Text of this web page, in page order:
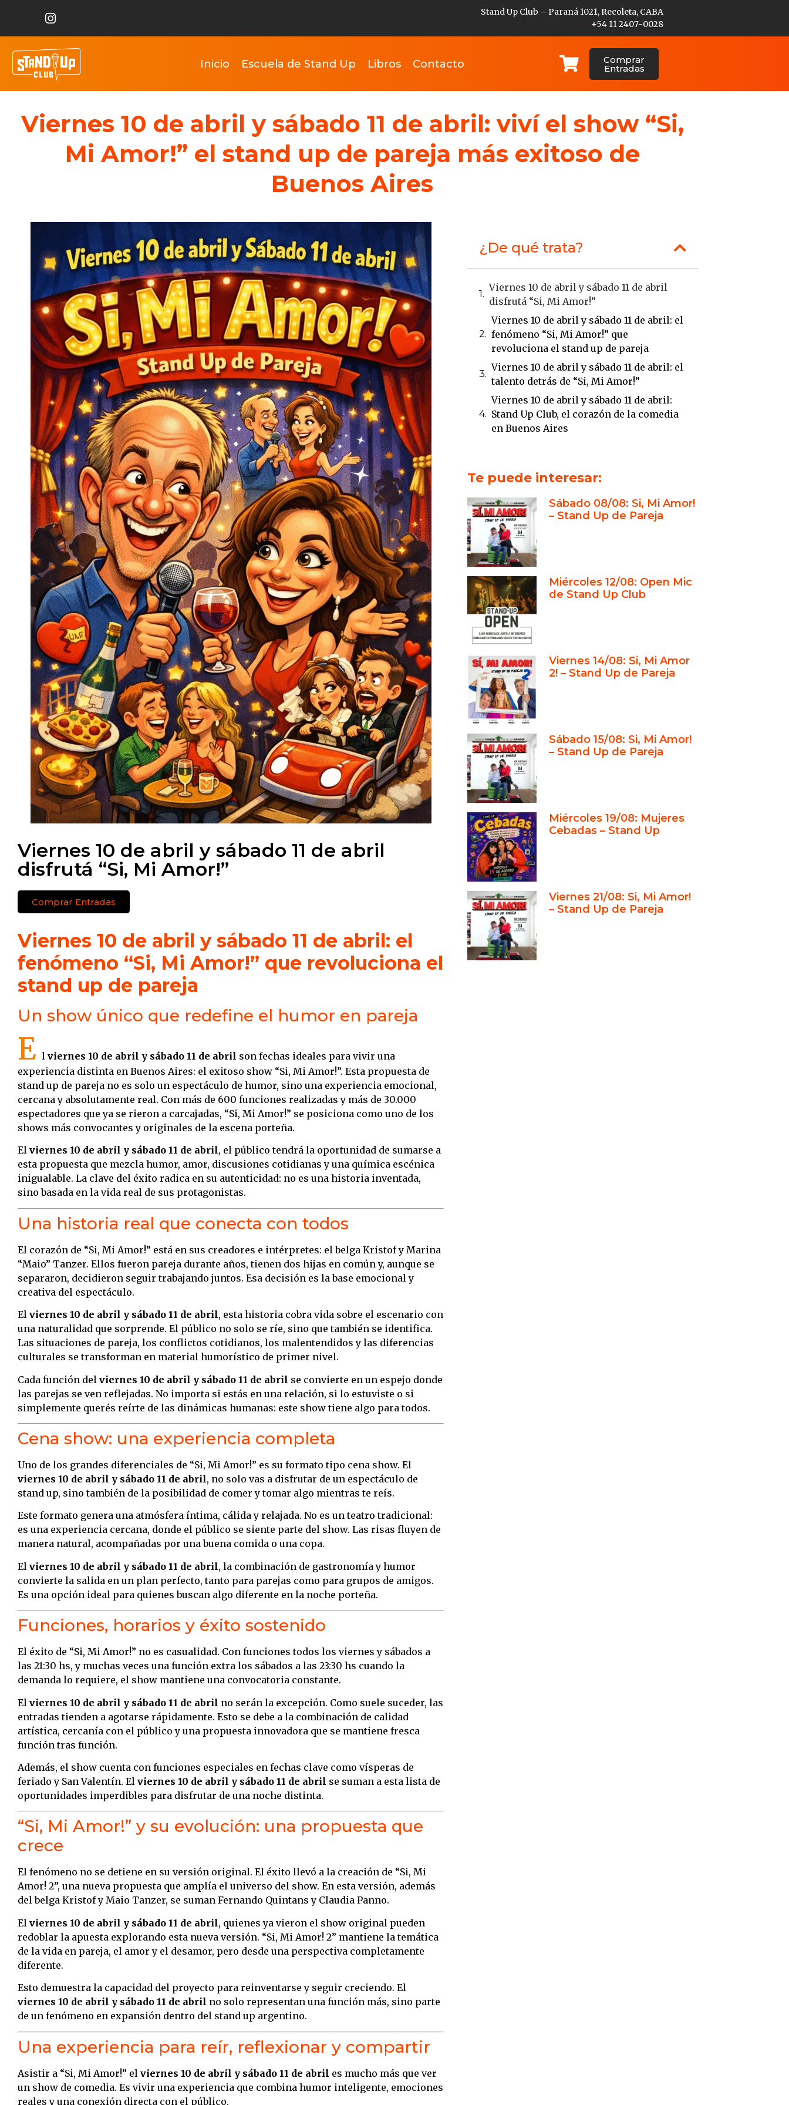
Stand Up Club – Paraná 1021, Recoleta, CABA
+54 11 2407-0028
Inicio Escuela de Stand Up Libros Contacto Comprar
Entradas
Viernes 10 de abril y sábado 11 de abril: viví el show “Si,
Mi Amor!” el stand up de pareja más exitoso de
Buenos Aires
Viernes 10 de abril y sábado 11 de abril
disfrutá “Si, Mi Amor!”
Comprar Entradas
Viernes 10 de abril y sábado 11 de abril: el
fenómeno “Si, Mi Amor!” que revoluciona el
stand up de pareja
Un show único que redefine el humor en pareja
E l viernes 10 de abril y sábado 11 de abril son fechas ideales para vivir una
experiencia distinta en Buenos Aires: el exitoso show “Si, Mi Amor!”. Esta propuesta de
stand up de pareja no es solo un espectáculo de humor, sino una experiencia emocional,
cercana y absolutamente real. Con más de 600 funciones realizadas y más de 30.000
espectadores que ya se rieron a carcajadas, “Si, Mi Amor!” se posiciona como uno de los
shows más convocantes y originales de la escena porteña.
El viernes 10 de abril y sábado 11 de abril, el público tendrá la oportunidad de sumarse a
esta propuesta que mezcla humor, amor, discusiones cotidianas y una química escénica
inigualable. La clave del éxito radica en su autenticidad: no es una historia inventada,
sino basada en la vida real de sus protagonistas.
Una historia real que conecta con todos
El corazón de “Si, Mi Amor!” está en sus creadores e intérpretes: el belga Kristof y Marina
“Maio” Tanzer. Ellos fueron pareja durante años, tienen dos hijas en común y, aunque se
separaron, decidieron seguir trabajando juntos. Esa decisión es la base emocional y
creativa del espectáculo.
El viernes 10 de abril y sábado 11 de abril, esta historia cobra vida sobre el escenario con
una naturalidad que sorprende. El público no solo se ríe, sino que también se identifica.
Las situaciones de pareja, los conflictos cotidianos, los malentendidos y las diferencias
culturales se transforman en material humorístico de primer nivel.
Cada función del viernes 10 de abril y sábado 11 de abril se convierte en un espejo donde
las parejas se ven reflejadas. No importa si estás en una relación, si lo estuviste o si
simplemente querés reírte de las dinámicas humanas: este show tiene algo para todos.
Cena show: una experiencia completa
Uno de los grandes diferenciales de “Si, Mi Amor!” es su formato tipo cena show. El
viernes 10 de abril y sábado 11 de abril, no solo vas a disfrutar de un espectáculo de
stand up, sino también de la posibilidad de comer y tomar algo mientras te reís.
Este formato genera una atmósfera íntima, cálida y relajada. No es un teatro tradicional:
es una experiencia cercana, donde el público se siente parte del show. Las risas fluyen de
manera natural, acompañadas por una buena comida o una copa.
El viernes 10 de abril y sábado 11 de abril, la combinación de gastronomía y humor
convierte la salida en un plan perfecto, tanto para parejas como para grupos de amigos.
Es una opción ideal para quienes buscan algo diferente en la noche porteña.
Funciones, horarios y éxito sostenido
El éxito de “Si, Mi Amor!” no es casualidad. Con funciones todos los viernes y sábados a
las 21:30 hs, y muchas veces una función extra los sábados a las 23:30 hs cuando la
demanda lo requiere, el show mantiene una convocatoria constante.
El viernes 10 de abril y sábado 11 de abril no serán la excepción. Como suele suceder, las
entradas tienden a agotarse rápidamente. Esto se debe a la combinación de calidad
artística, cercanía con el público y una propuesta innovadora que se mantiene fresca
función tras función.
Además, el show cuenta con funciones especiales en fechas clave como vísperas de
feriado y San Valentín. El viernes 10 de abril y sábado 11 de abril se suman a esta lista de
oportunidades imperdibles para disfrutar de una noche distinta.
“Si, Mi Amor!” y su evolución: una propuesta que
crece
El fenómeno no se detiene en su versión original. El éxito llevó a la creación de “Si, Mi
Amor! 2”, una nueva propuesta que amplía el universo del show. En esta versión, además
del belga Kristof y Maio Tanzer, se suman Fernando Quintans y Claudia Panno.
El viernes 10 de abril y sábado 11 de abril, quienes ya vieron el show original pueden
redoblar la apuesta explorando esta nueva versión. “Si, Mi Amor! 2” mantiene la temática
de la vida en pareja, el amor y el desamor, pero desde una perspectiva completamente
diferente.
Esto demuestra la capacidad del proyecto para reinventarse y seguir creciendo. El
viernes 10 de abril y sábado 11 de abril no solo representan una función más, sino parte
de un fenómeno en expansión dentro del stand up argentino.
Una experiencia para reír, reflexionar y compartir
Asistir a “Si, Mi Amor!” el viernes 10 de abril y sábado 11 de abril es mucho más que ver
un show de comedia. Es vivir una experiencia que combina humor inteligente, emociones
reales y una conexión directa con el público.
¿De qué trata?
Viernes 10 de abril y sábado 11 de abril
disfrutá “Si, Mi Amor!”
Viernes 10 de abril y sábado 11 de abril: el
fenómeno “Si, Mi Amor!” que
revoluciona el stand up de pareja
Viernes 10 de abril y sábado 11 de abril: el
talento detrás de “Si, Mi Amor!”
Viernes 10 de abril y sábado 11 de abril:
Stand Up Club, el corazón de la comedia
en Buenos Aires
Te puede interesar:
Sábado 08/08: Si, Mi Amor!
– Stand Up de Pareja
Miércoles 12/08: Open Mic
de Stand Up Club
Viernes 14/08: Si, Mi Amor
2! – Stand Up de Pareja
Sábado 15/08: Si, Mi Amor!
– Stand Up de Pareja
Miércoles 19/08: Mujeres
Cebadas – Stand Up
Viernes 21/08: Si, Mi Amor!
– Stand Up de Pareja